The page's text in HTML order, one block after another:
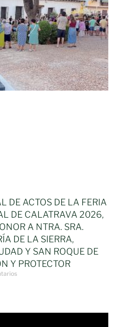
DE ACTOS DE LA FERIA
DE CALATRAVA 2026,
A NTRA. SRA.
DE LA SIERRA,
Y SAN ROQUE DE
Y PROTECTOR